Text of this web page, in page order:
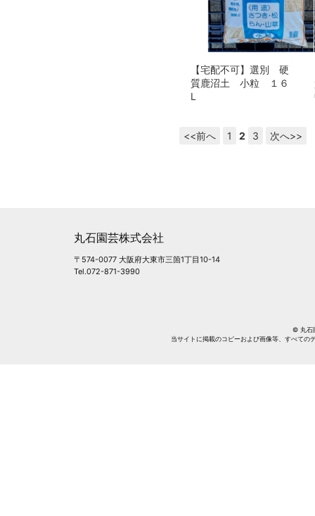
【宅配不可】選別 硬
質鹿沼土 小粒 １６
L
<<前へ 1 2 3 次へ>>
丸石園芸株式会社
〒574-0077 大阪府大東市三箇1丁目10-14
Tel.072-871-3990
© 丸石
当サイトに掲載のコピーおよび画像等、すべての